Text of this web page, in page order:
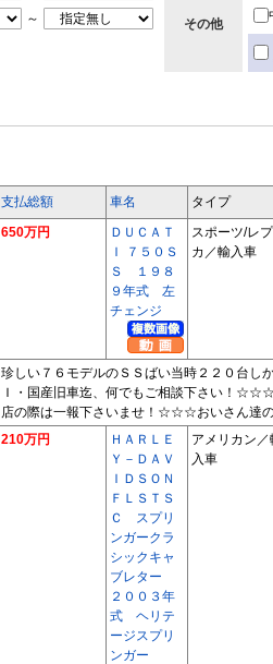
～ その他
支払総額 車名 タイプ
650万円
ＤＵＣＡＴ
Ｉ ７５０Ｓ
Ｓ １９８
９年式 左
チェンジ
スポーツ/レプ
カ／輸入車
珍しい７６モデルのＳＳばい当時２２０台
Ｉ・国産旧車迄、何でもご相談下さい！
店の際は一報下さいませ！☆☆☆おいさん達
210万円
ＨＡＲＬＥ
Ｙ－ＤＡＶ
ＩＤＳＯＮ
ＦＬＳＴＳ
Ｃ スプリ
ンガークラ
シックキャ
ブレター
２００３年
式 ヘリテ
ージスプリ
ンガー
アメリカン／
入車